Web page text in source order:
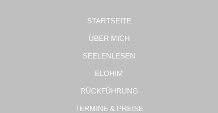
STARTSEITE
ÜBER MICH
SEELENLESEN
ELOHIM
RÜCKFÜHRUNG
TERMINE & PREISE